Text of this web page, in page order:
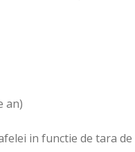
an)
in functie de tara de